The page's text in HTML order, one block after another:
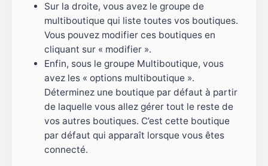
Sur la droite, vous avez le groupe de
multiboutique qui liste toutes vos boutiques.
Vous pouvez modifier ces boutiques en
cliquant sur « modifier ».
Enfin, sous le groupe Multiboutique, vous
avez les « options multiboutique ».
Déterminez une boutique par défaut à partir
de laquelle vous allez gérer tout le reste de
vos autres boutiques. C’est cette boutique
par défaut qui apparaît lorsque vous êtes
connecté.